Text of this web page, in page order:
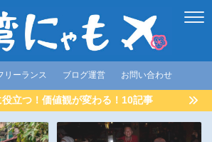
リーランス ブログ運営 お問い合わせ
立つ！価値観が変わる！10記事